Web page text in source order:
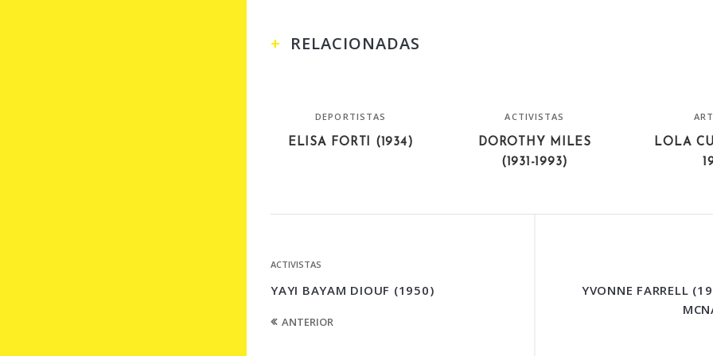
RELACIONADAS
DEPORTISTAS
ELISA FORTI (1934)
ACTIVISTAS
DOROTHY MILES
(1931-1993)
LOLA
ACTIVISTAS
YAYI BAYAM DIOUF (1950)
ANTERIOR
YVONNE FARRELL